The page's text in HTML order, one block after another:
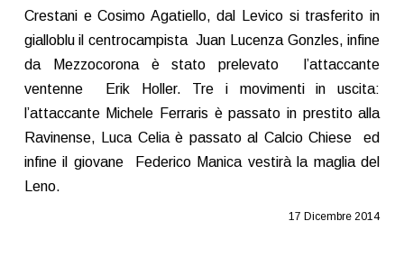
Crestani e Cosimo Agatiello, dal Levico si trasferito in
gialloblu il centrocampista Juan Lucenza Gonzles, infine
da Mezzocorona è stato prelevato l’attaccante
ventenne Erik Holler. Tre i movimenti in uscita:
l’attaccante Michele Ferraris è passato in prestito alla
Ravinense, Luca Celia è passato al Calcio Chiese ed
infine il giovane Federico Manica vestirà la maglia del
Leno.
17 Dicembre 2014